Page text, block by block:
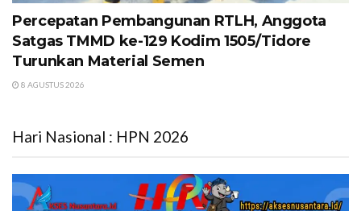
Percepatan Pembangunan RTLH, Anggota
Satgas TMMD ke-129 Kodim 1505/Tidore
Turunkan Material Semen
8 AGUSTUS 2026
Hari Nasional : HPN 2026